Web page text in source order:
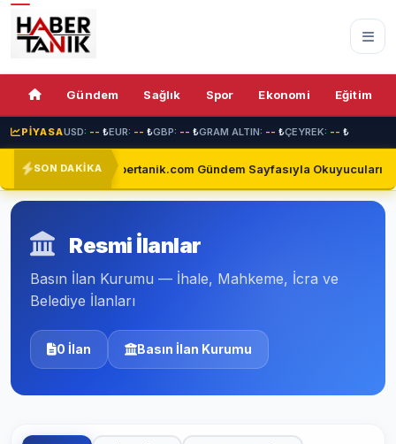
Gündem Sağlık Spor Ekonomi Eğitim
PİYASAUSD: -- ₺EUR: -- ₺GBP: -- ₺GRAM ALTIN: -- ₺ÇEYREK: -- ₺
SON DAKİKAhabertanik.com Gündem Sayfasıyla Okuyucuların
Resmi İlanlar
Basın İlan Kurumu — İhale, Mahkeme, İcra ve
Belediye İlanları
0 İlan Basın İlan Kurumu